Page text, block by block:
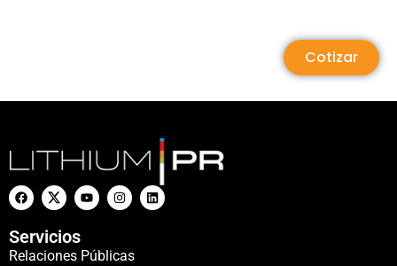
Cotizar
Servicios
Relaciones Públicas